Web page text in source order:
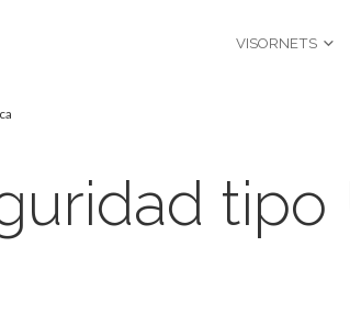
VISORNETS
tipo